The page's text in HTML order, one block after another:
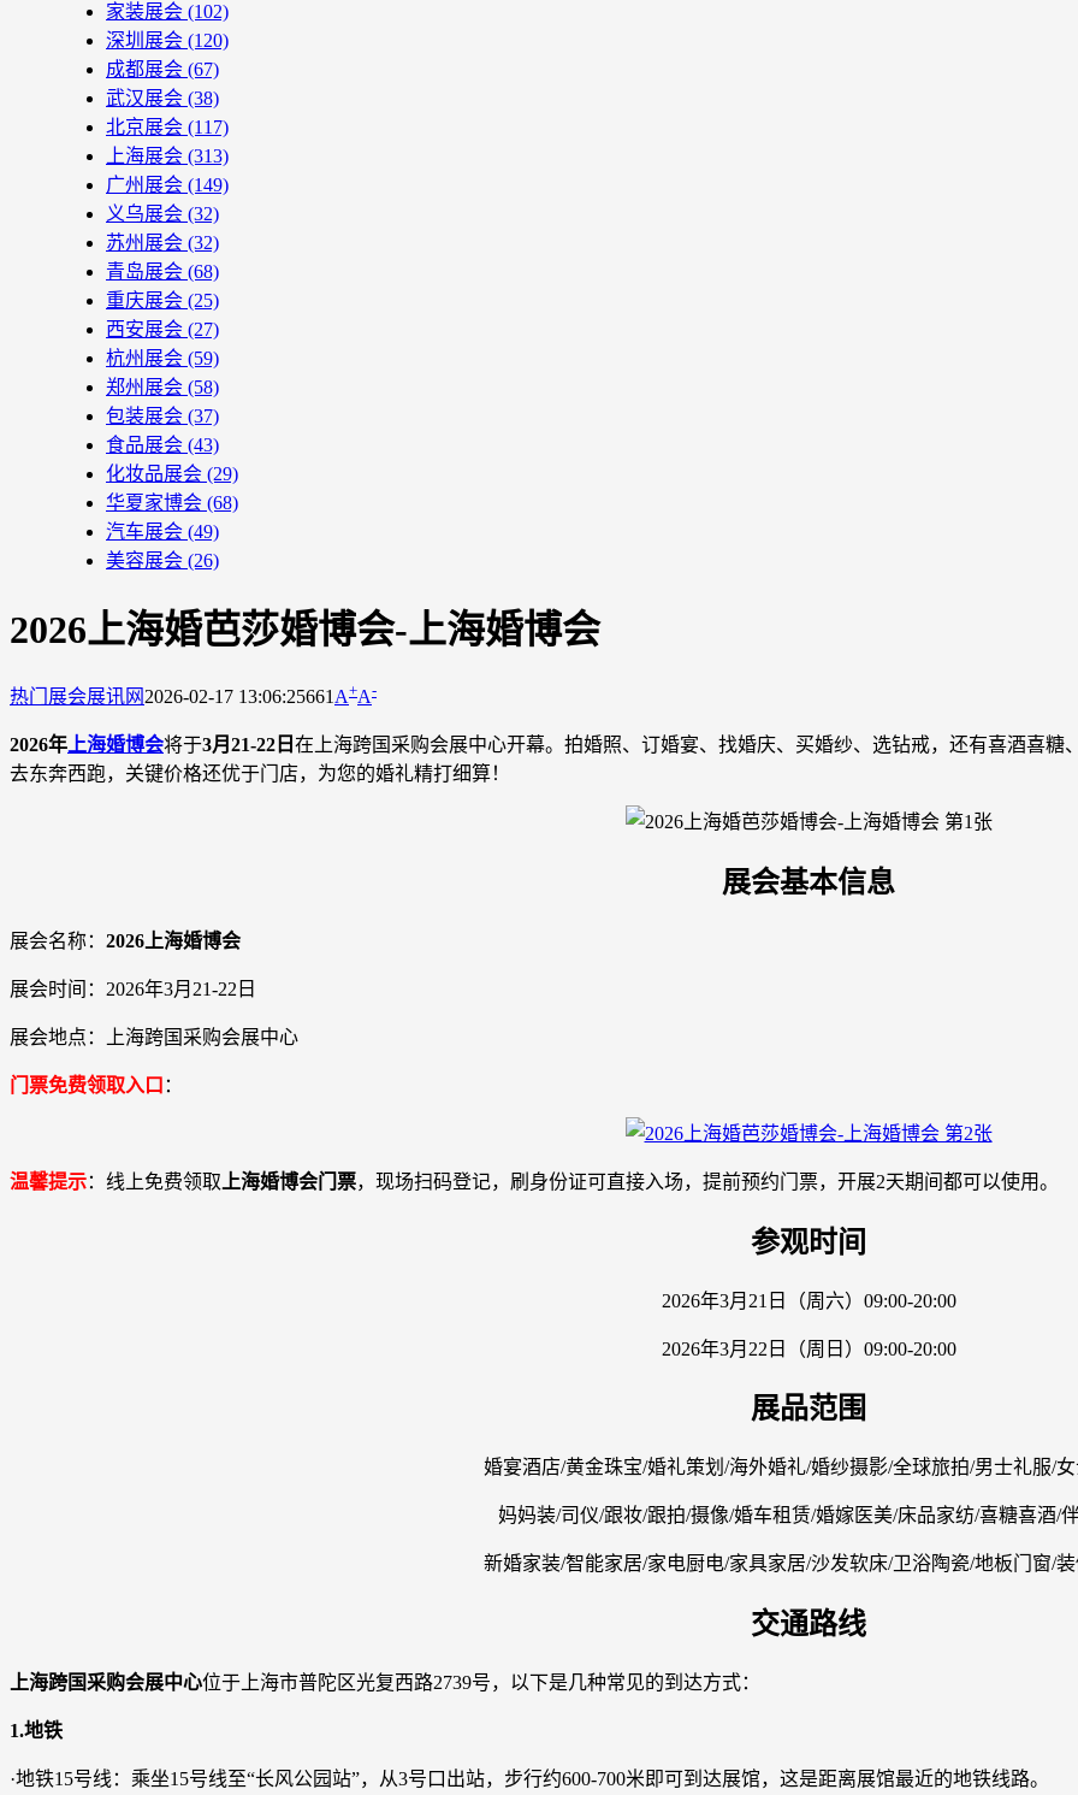
家装展会 (102)
深圳展会 (120)
成都展会 (67)
武汉展会 (38)
北京展会 (117)
上海展会 (313)
广州展会 (149)
义乌展会 (32)
苏州展会 (32)
青岛展会 (68)
重庆展会 (25)
西安展会 (27)
杭州展会 (59)
郑州展会 (58)
包装展会 (37)
食品展会 (43)
化妆品展会 (29)
华夏家博会 (68)
汽车展会 (49)
美容展会 (26)
2026上海婚芭莎婚博会-上海婚博会
热门展会展讯网 2026-02-17 13:06:25661 A+A-
2026年 上海婚博会将于3月21-22日 在上海跨国采购会展中心开幕。拍婚照、订婚宴、找婚庆、买婚纱、选钻戒，还有喜酒喜
去东奔西跑，关键价格还优于门店，为您的婚礼精打细算！
展会基本信息
展会名称： 2026上海婚博会
展会时间：2026年3月21-22日
展会地点：上海跨国采购会展中心
门票免费领取入口 ：
温馨提示：线上免费领取 上海婚博会门票，现场扫码登记，刷身份证可直接入场，提前预约门票，开展2天期间都可以使用。
参观时间
2026年3月21日（周六）09:00-20:00
2026年3月22日（周日）09:00-20:00
展品范围
婚宴酒店/黄金珠宝/婚礼策划/海外婚礼/婚纱摄影/全球旅拍/男士礼服/
妈妈装/司仪/跟妆/跟拍/摄像/婚车租赁/婚嫁医美/床品家纺/喜糖喜酒/
新婚家装/智能家居/家电厨电/家具家居/沙发软床/卫浴陶瓷/地板门窗/装
交通路线
上海跨国采购会展中心位于上海市普陀区光复西路2739号，以下是几种常见的到达方式：
1.地铁
·地铁15号线：乘坐15号线至“长风公园站”，从3号口出站，步行约600-700米即可到达展馆，这是距离展馆最近的地铁线路。